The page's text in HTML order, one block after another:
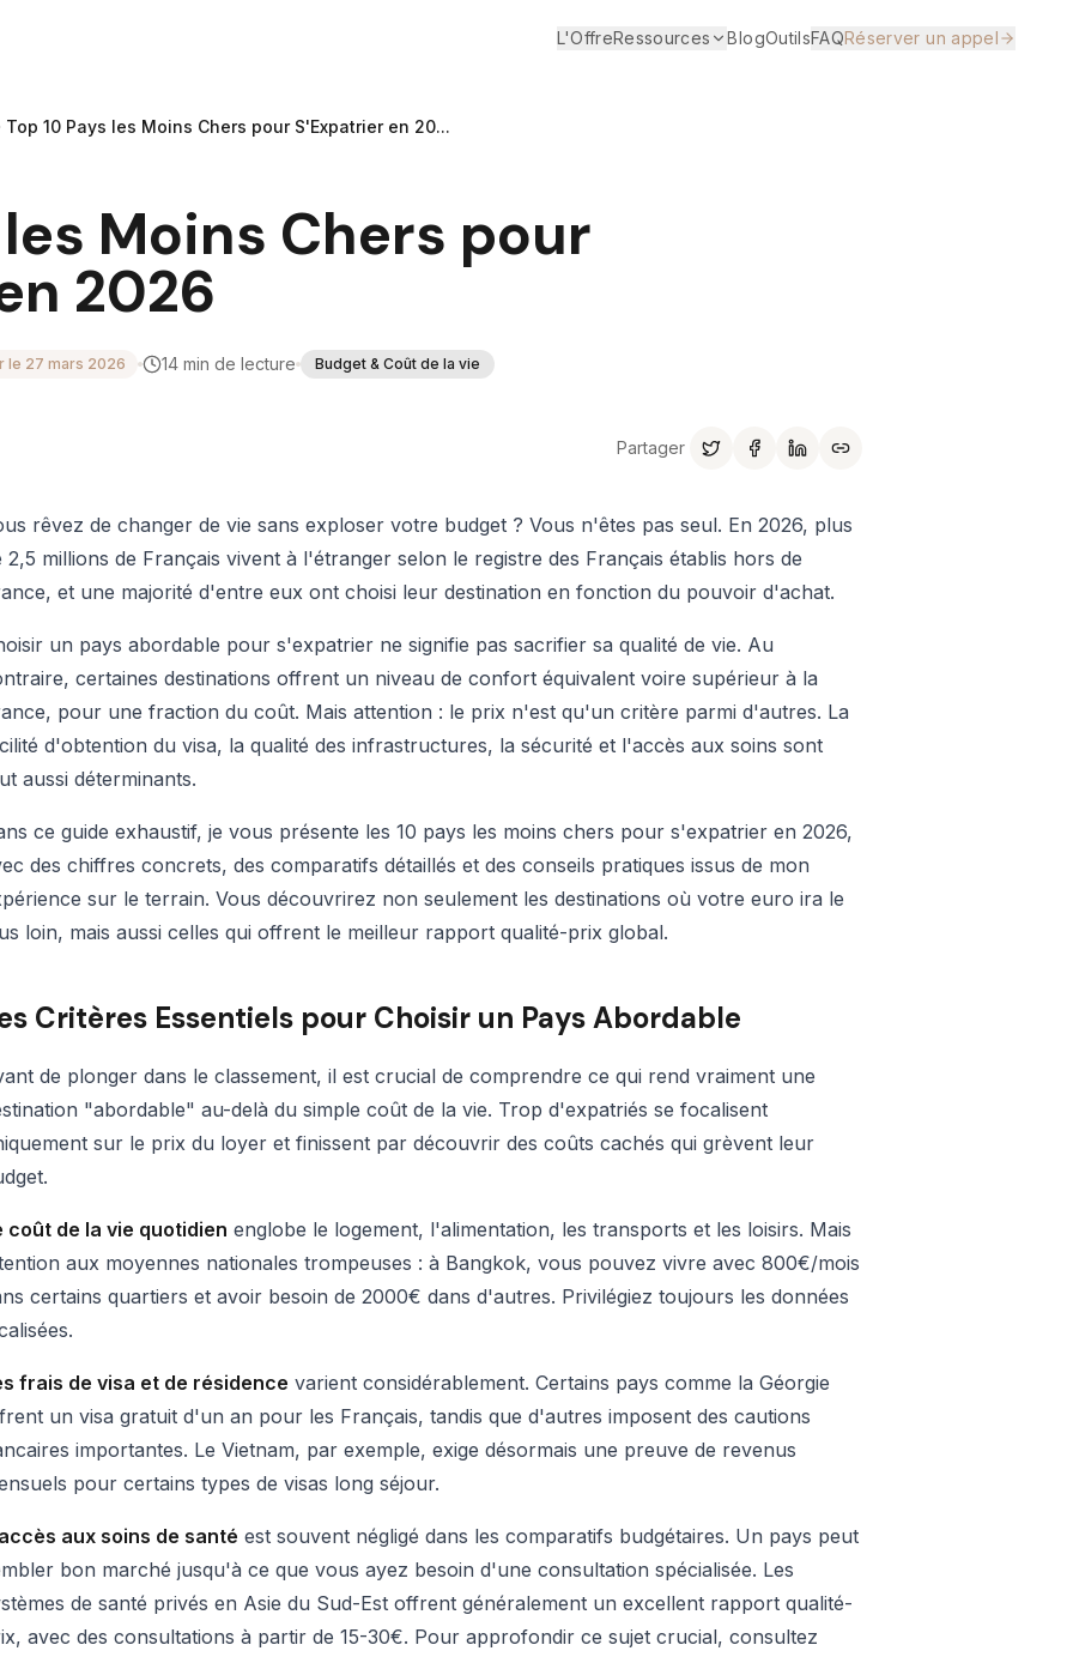
L'OffreRessources BlogOutilsFAQRéserver un appel
Top 10 Pays les Moins Chers pour S'Expatrier en 20...
les Moins Chers pour
2026
le 27 mars 2026 14 min de lecture Budget & Coût de la vie
Partager
rêvez de changer de vie sans exploser votre budget ? Vous n'êtes pas seul. En 2026, plus
2,5 millions de Français vivent à l'étranger selon le registre des Français établis hors de
et une majorité d'entre eux ont choisi leur destination en fonction du pouvoir d'achat.
un pays abordable pour s'expatrier ne signifie pas sacrifier sa qualité de vie. Au
certaines destinations offrent un niveau de confort équivalent voire supérieur à la
pour une fraction du coût. Mais attention : le prix n'est qu'un critère parmi d'autres. La
d'obtention du visa, la qualité des infrastructures, la sécurité et l'accès aux soins sont
aussi déterminants.
ce guide exhaustif, je vous présente les 10 pays les moins chers pour s'expatrier en 2026,
des chiffres concrets, des comparatifs détaillés et des conseils pratiques issus de mon
sur le terrain. Vous découvrirez non seulement les destinations où votre euro ira le
loin, mais aussi celles qui offrent le meilleur rapport qualité-prix global.
Critères Essentiels pour Choisir un Pays Abordable
de plonger dans le classement, il est crucial de comprendre ce qui rend vraiment une
"abordable" au-delà du simple coût de la vie. Trop d'expatriés se focalisent
sur le prix du loyer et finissent par découvrir des coûts cachés qui grèvent leur
coût de la vie quotidien englobe le logement, l'alimentation, les transports et les loisirs. Mais
aux moyennes nationales trompeuses : à Bangkok, vous pouvez vivre avec 800€/mois
certains quartiers et avoir besoin de 2000€ dans d'autres. Privilégiez toujours les données
frais de visa et de résidence varient considérablement. Certains pays comme la Géorgie
un visa gratuit d'un an pour les Français, tandis que d'autres imposent des cautions
importantes. Le Vietnam, par exemple, exige désormais une preuve de revenus
pour certains types de visas long séjour.
aux soins de santé est souvent négligé dans les comparatifs budgétaires. Un pays peut
bon marché jusqu'à ce que vous ayez besoin d'une consultation spécialisée. Les
de santé privés en Asie du Sud-Est offrent généralement un excellent rapport qualité-
avec des consultations à partir de 15-30€. Pour approfondir ce sujet crucial, consultez